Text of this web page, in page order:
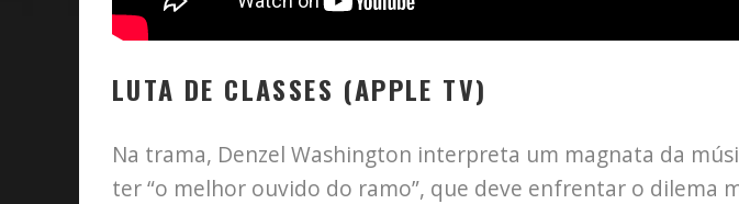
LUTA DE CLASSES (APPLE TV)
Na trama, Denzel Washington interpreta um magnata da
ter “o melhor ouvido do ramo”, que deve enfrentar o dilema